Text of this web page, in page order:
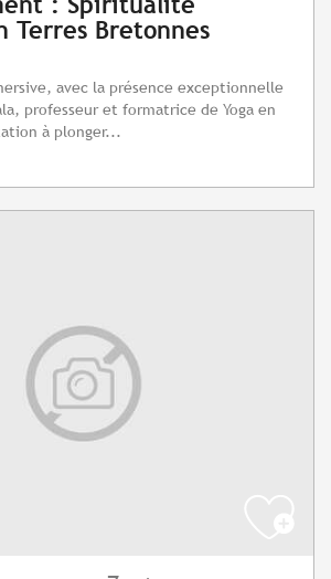
Terres Bretonnes
avec la présence exceptionnelle
professeur et formatrice de Yoga en
à plonger...